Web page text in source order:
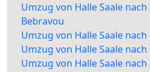
Umzug von Halle Saale
Bebravou
Umzug von Halle Saale
Umzug von Halle Saale
Umzug von Halle Saale